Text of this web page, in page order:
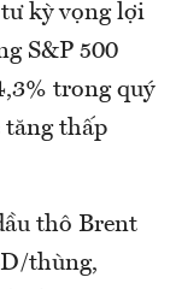
kỳ vọng lợi
S&P 500
trong quý
tăng thấp
thô Brent
thùng,